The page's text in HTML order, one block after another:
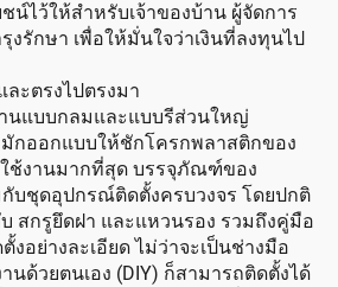
น์ไว้ให้สำหรับเจ้าของบ้าน ผู้จัดการ
งรักษา เพื่อให้มั่นใจว่าเงินที่ลงทุนไป
ละตรงไปตรงมา
นแบบกลมและแบบรีส่วนใหญ่
มักออกแบบให้ชักโครกพลาสติกของ
ใช้งานมากที่สุด บรรจุภัณฑ์ของ
บชุดอุปกรณ์ติดตั้งครบวงจร โดยปกติ
สกรูยึดฝา และแหวนรอง รวมถึงคู่มือ
อย่างละเอียด ไม่ว่าจะเป็นช่างมือ
ด้วยตนเอง (DIY) ก็สามารถติดตั้งได้